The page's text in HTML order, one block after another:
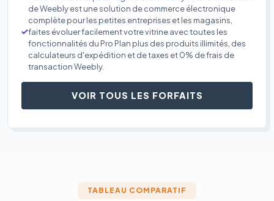
de Weebly est une solution de commerce électronique
complète pour les petites entreprises et les magasins,
faites évoluer facilement votre vitrine avec toutes les
fonctionnalités du Pro Plan plus des produits illimités, des
calculateurs d'expédition et de taxes et 0% de frais de
transaction Weebly.
VOIR TOUS LES FORFAITS
TABLEAU COMPARATIF